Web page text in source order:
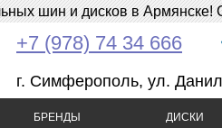
шин и дисков в Армянске!
+7 (978) 74 34 666
г. Симферополь, ул.
БРЕНДЫ ДИСКИ